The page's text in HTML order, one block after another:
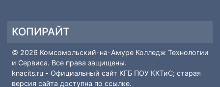
Рейтинг поступающих
Вопрос-ответ
Профессии и специальности